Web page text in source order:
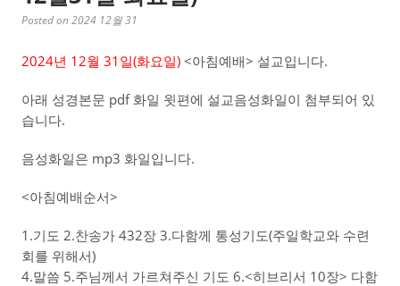
Posted on 2024 12월 31
2024년 12월 31일(화요일) <아침예배> 설교입니다.
아래 성경본문 pdf 화일 윗편에 설교음성화일이 첨부되어 있
습니다.
음성화일은 mp3 화일입니다.
<아침예배순서>
1.기도 2.찬송가 432장 3.다함께 통성기도(주일학교와 수련
회를 위해서)
4.말씀 5.주님께서 가르쳐주신 기도 6.<히브리서 10장> 다함